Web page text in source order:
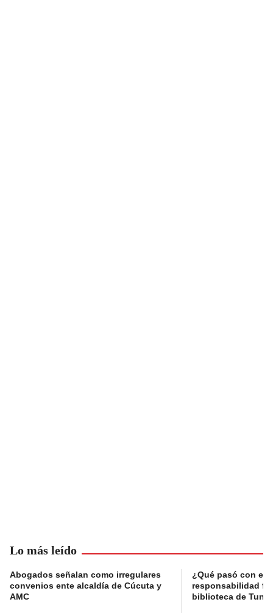
Lo más leído
Abogados señalan como irregulares
convenios ente alcaldía de Cúcuta y
AMC
¿Qué pasó con el
responsabilidad
biblioteca de